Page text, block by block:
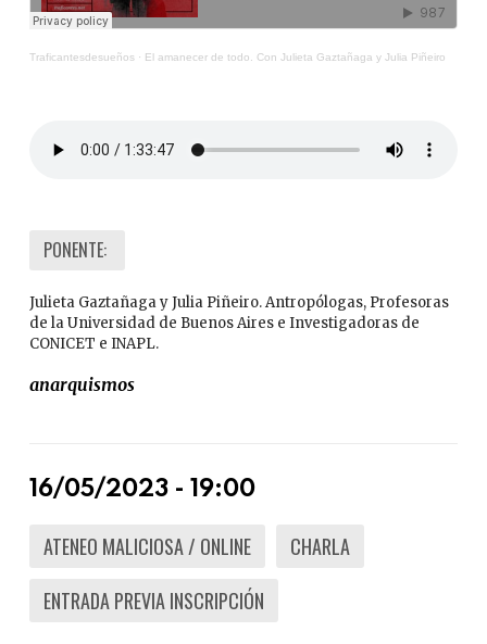
Traficantesdesueños· El amanecer de todo. Con Julieta Gaztañaga y Julia Piñeiro
PONENTE:
Julieta Gaztañaga y Julia Piñeiro. Antropólogas, Profesoras
de la Universidad de Buenos Aires e Investigadoras de
CONICET e INAPL.
anarquismos
16/05/2023 - 19:00
ATENEO MALICIOSA / ONLINE
CHARLA
ENTRADA PREVIA INSCRIPCIÓN